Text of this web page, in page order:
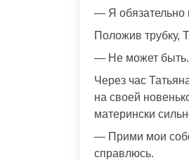
— Я обязательно
Положив трубку,
— Не может быть.
Через час
на своей
матерински
— Прими мои
справлюсь.